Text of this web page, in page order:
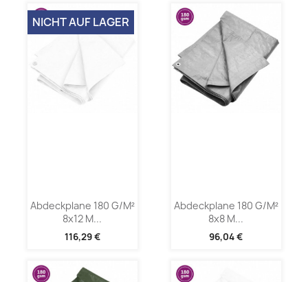
Abdeckplane 180 G/m²
8x12 M...
116,29 €
NICHT AUF LAGER
Abdeckplane 180 G/m²
8x8 M...
96,04 €